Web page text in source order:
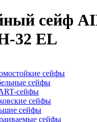
сейф
32 EL
сейфы
сейфы
сейфы
сейфы
сейфы
сейфы